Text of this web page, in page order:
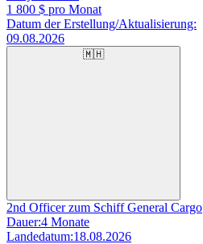
1 800 $ pro Monat
Datum der Erstellung/Aktualisierung:
09.08.2026
🇲🇭
2nd Officer zum Schiff General Cargo
Dauer:4 Monate
Landedatum:18.08.2026